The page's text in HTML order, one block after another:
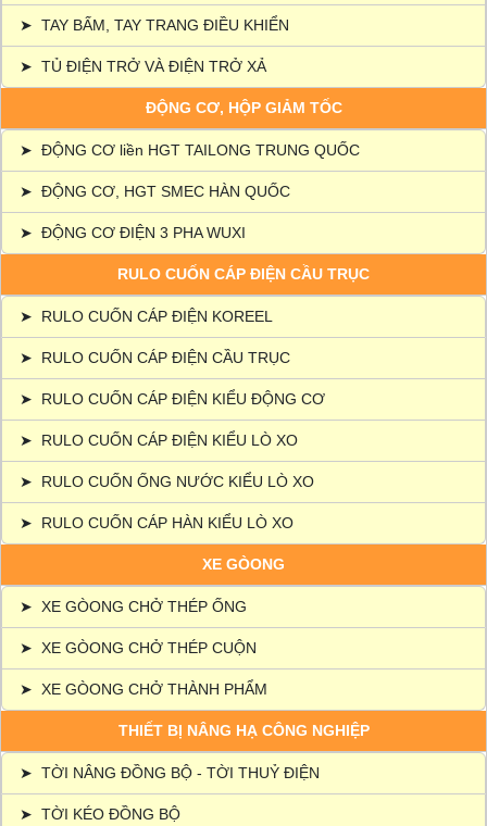
➤ TAY BẤM, TAY TRANG ĐIỀU KHIỂN
➤ TỦ ĐIỆN TRỞ VÀ ĐIỆN TRỞ XẢ
ĐỘNG CƠ, HỘP GIẢM TỐC
➤ ĐỘNG CƠ liền HGT TAILONG TRUNG QUỐC
➤ ĐỘNG CƠ, HGT SMEC HÀN QUỐC
➤ ĐỘNG CƠ ĐIỆN 3 PHA WUXI
RULO CUỐN CÁP ĐIỆN CẦU TRỤC
➤ RULO CUỐN CÁP ĐIỆN KOREEL
➤ RULO CUỐN CÁP ĐIỆN CẦU TRỤC
➤ RULO CUỐN CÁP ĐIỆN KIỂU ĐỘNG CƠ
➤ RULO CUỐN CÁP ĐIỆN KIỂU LÒ XO
➤ RULO CUỐN ỐNG NƯỚC KIỂU LÒ XO
➤ RULO CUỐN CÁP HÀN KIỂU LÒ XO
XE GÒONG
➤ XE GÒONG CHỞ THÉP ỐNG
➤ XE GÒONG CHỞ THÉP CUỘN
➤ XE GÒONG CHỞ THÀNH PHẨM
THIẾT BỊ NÂNG HẠ CÔNG NGHIỆP
➤ TỜI NÂNG ĐỒNG BỘ - TỜI THUỶ ĐIỆN
➤ TỜI KÉO ĐỒNG BỘ